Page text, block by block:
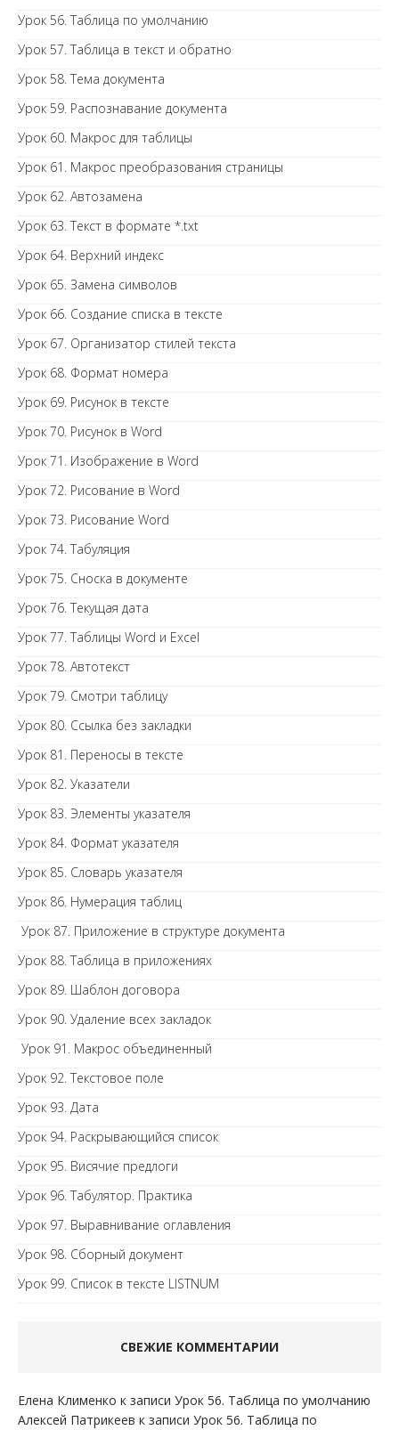
Урок 56. Таблица по умолчанию
Урок 57. Таблица в текст и обратно
Урок 58. Тема документа
Урок 59. Распознавание документа
Урок 60. Макрос для таблицы
Урок 61. Макрос преобразования страницы
Урок 62. Автозамена
Урок 63. Текст в формате *.txt
Урок 64. Верхний индекс
Урок 65. Замена символов
Урок 66. Создание списка в тексте
Урок 67. Организатор стилей текста
Урок 68. Формат номера
Урок 69. Рисунок в тексте
Урок 70. Рисунок в Word
Урок 71. Изображение в Word
Урок 72. Рисование в Word
Урок 73. Рисование Word
Урок 74. Табуляция
Урок 75. Сноска в документе
Урок 76. Текущая дата
Урок 77. Таблицы Word и Excel
Урок 78. Автотекст
Урок 79. Смотри таблицу
Урок 80. Ссылка без закладки
Урок 81. Переносы в тексте
Урок 82. Указатели
Урок 83. Элементы указателя
Урок 84. Формат указателя
Урок 85. Словарь указателя
Урок 86. Нумерация таблиц
Урок 87. Приложение в структуре документа
Урок 88. Таблица в приложениях
Урок 89. Шаблон договора
Урок 90. Удаление всех закладок
Урок 91. Макрос объединенный
Урок 92. Текстовое поле
Урок 93. Дата
Урок 94. Раскрывающийся список
Урок 95. Висячие предлоги
Урок 96. Табулятор. Практика
Урок 97. Выравнивание оглавления
Урок 98. Сборный документ
Урок 99. Список в тексте LISTNUM
СВЕЖИЕ КОММЕНТАРИИ
Елена Клименко к записи Урок 56. Таблица по умолчанию
Алексей Патрикеев к записи Урок 56. Таблица по